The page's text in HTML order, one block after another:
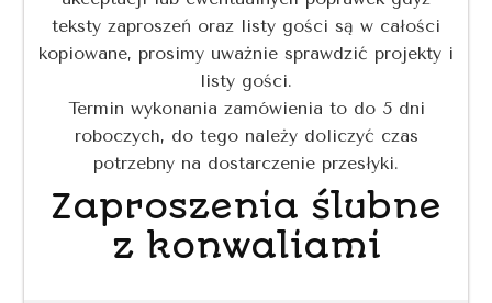
teksty zaproszeń oraz listy gości są w całości
kopiowane, prosimy uważnie sprawdzić projekty i
listy gości.
Termin wykonania zamówienia to do 5 dni
roboczych, do tego należy doliczyć czas
potrzebny na dostarczenie przesłyki.
Zaproszenia ślubne
z konwaliami